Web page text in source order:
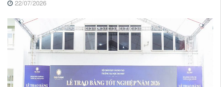
22/07/2026